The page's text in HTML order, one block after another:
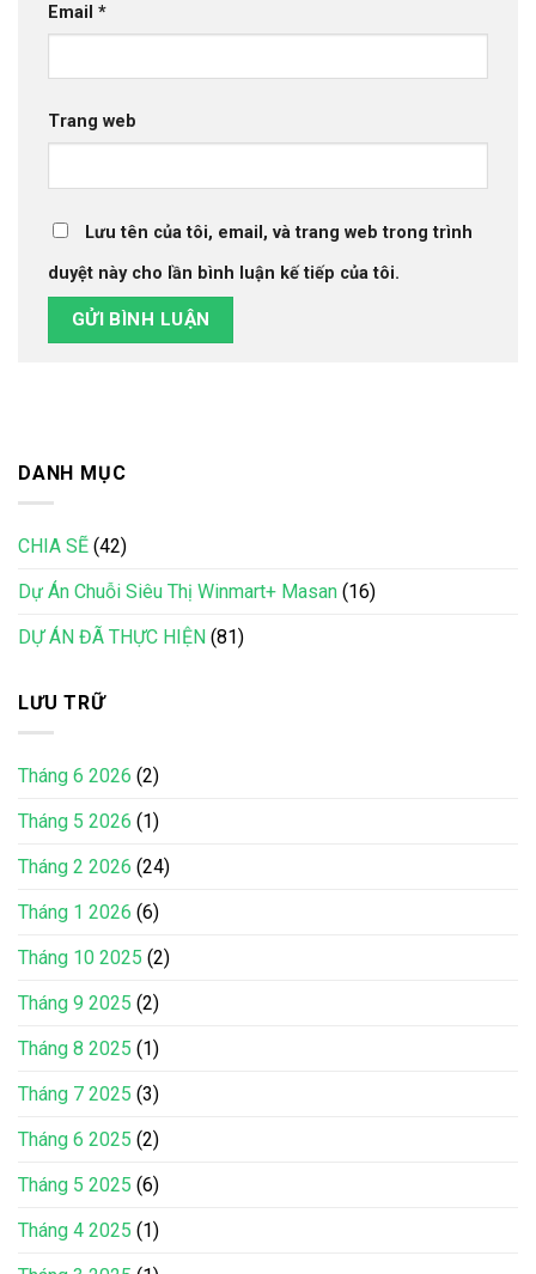
Email *
Trang web
Lưu tên của tôi, email, và trang web trong trình
duyệt này cho lần bình luận kế tiếp của tôi.
DANH MỤC
CHIA SẼ (42)
Dự Án Chuỗi Siêu Thị Winmart+ Masan (16)
DỰ ÁN ĐÃ THỰC HIỆN (81)
LƯU TRỮ
Tháng 6 2026 (2)
Tháng 5 2026 (1)
Tháng 2 2026 (24)
Tháng 1 2026 (6)
Tháng 10 2025 (2)
Tháng 9 2025 (2)
Tháng 8 2025 (1)
Tháng 7 2025 (3)
Tháng 6 2025 (2)
Tháng 5 2025 (6)
Tháng 4 2025 (1)